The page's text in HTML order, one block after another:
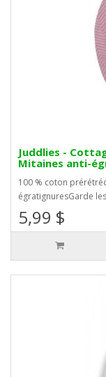
Juddlies -
Mitaines anti-
100 % coton
égratignuresGarde
5,99 $